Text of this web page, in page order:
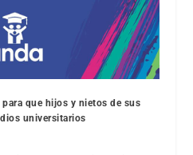
que hijos y nietos de sus
universitarios